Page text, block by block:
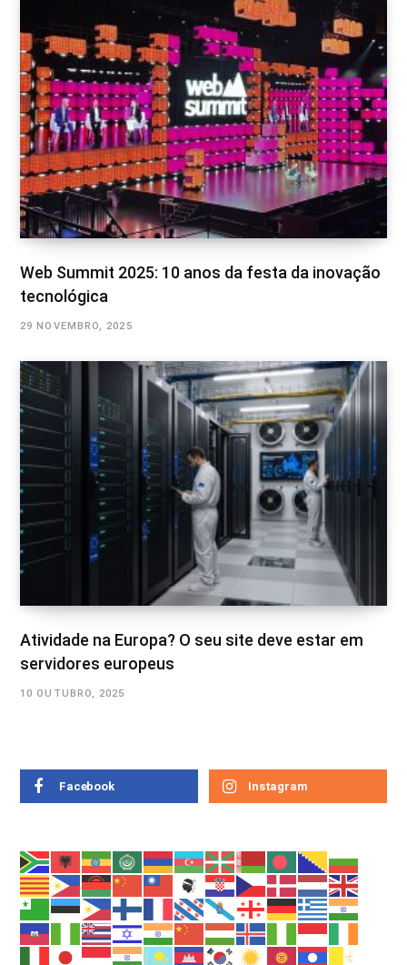
Web Summit 2025: 10 anos da festa da inovação
tecnológica
29 NOVEMBRO, 2025
Atividade na Europa? O seu site deve estar em
servidores europeus
10 OUTUBRO, 2025
Facebook Instagram